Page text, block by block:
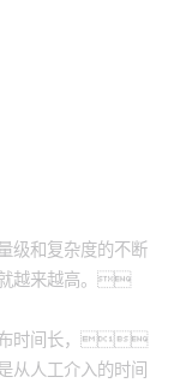
级和复杂度的不断
越来越高。
布时间长，
人工介入的时间